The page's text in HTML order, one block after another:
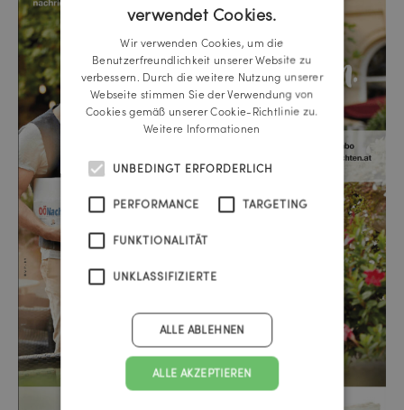
GERMAN
verwendet Cookies.
Wir verwenden Cookies, um die
Benutzerfreundlichkeit unserer Website zu
verbessern. Durch die weitere Nutzung unserer
Webseite stimmen Sie der Verwendung von
Cookies gemäß unserer Cookie-Richtlinie zu.
Weitere Informationen
UNBEDINGT ERFORDERLICH
PERFORMANCE TARGETING
FUNKTIONALITÄT
UNKLASSIFIZIERTE
ALLE AKZEPTIEREN
ALLE ABLEHNEN